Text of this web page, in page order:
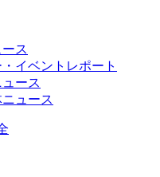
ス
イベントレポート
ース
ュース